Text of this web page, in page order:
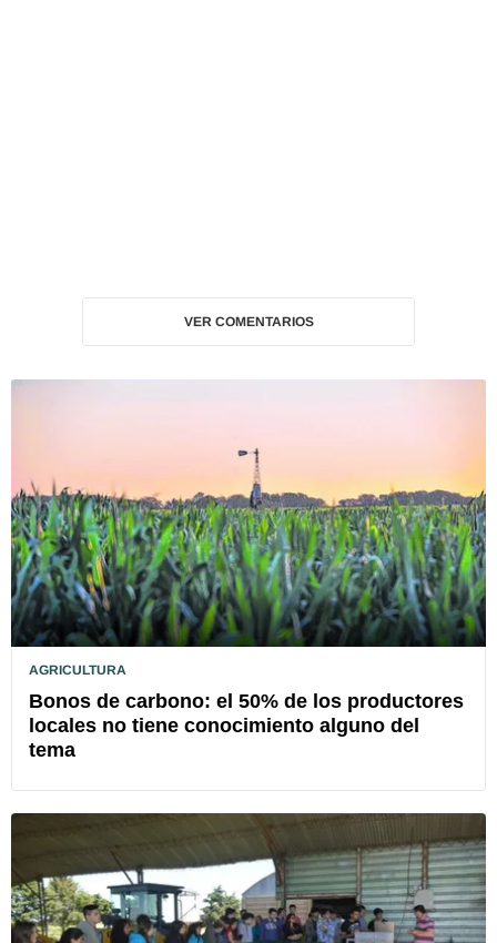
VER COMENTARIOS
AGRICULTURA
Bonos de carbono: el 50% de los productores
locales no tiene conocimiento alguno del
tema